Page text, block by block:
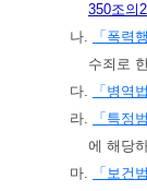
350조의2
나.
「폭력
수죄로
다.
「병역
라.
「특정
에 해당
마.
「보건